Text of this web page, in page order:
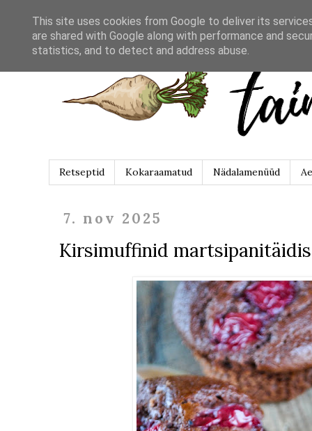
Retseptid Kokaraamatud Nädalamenüüd
7. nov 2025
Kirsimuffinid
This site uses cookies from Google to deliver its
are shared with Google along with performance and
statistics, and to detect and address abuse.